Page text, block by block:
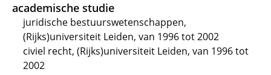
academische studie
juridische bestuurswetenschappen,
(Rijks)universiteit Leiden, van 1996 tot 2002
civiel recht, (Rijks)universiteit Leiden, van 1996 tot
2002